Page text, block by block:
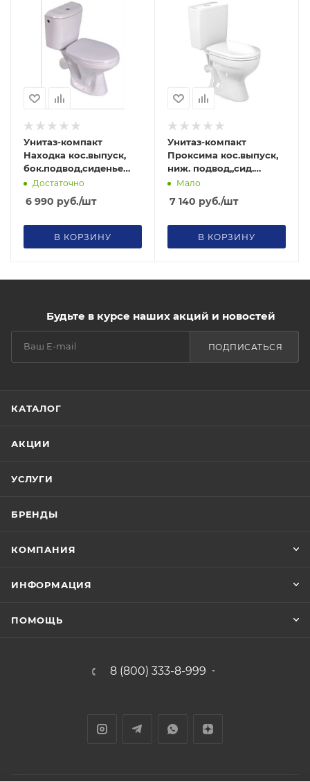
Унитаз-компакт
Находка кос.выпуск,
бок.подвод,сиденье
полипропилен (GESSO)
Достаточно
6 990 руб./шт
В КОРЗИНУ
Унитаз-компакт
Проксима кос.выпуск,
ниж. подвод,,сид.
полипропилен (GESSO)
Мало
7 140 руб./шт
В КОРЗИНУ
Будьте в курсе наших акций и новостей
ПОДПИСАТЬСЯ
КАТАЛОГ
АКЦИИ
УСЛУГИ
БРЕНДЫ
КОМПАНИЯ
ИНФОРМАЦИЯ
ПОМОЩЬ
8 (800) 333-8-999